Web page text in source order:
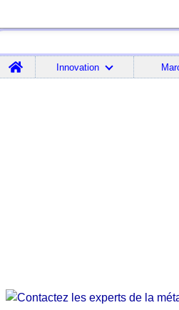
Home
Innovation